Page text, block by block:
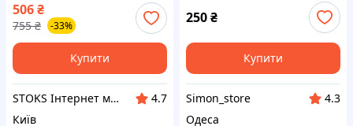
506₴
755 ₴ -33%
Купити
STOKS Інтернет магазин стокового товару з Європи та США.
4.7
Київ
250₴
Купити
Simon_store
4.3
Одеса